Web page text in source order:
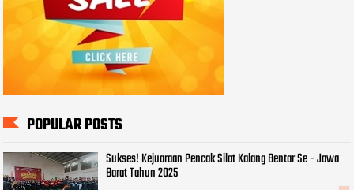
POPULAR POSTS
Sukses! Kejuaraan Pencak Silat Kalang Bentar Se - Jawa
Barat Tahun 2025